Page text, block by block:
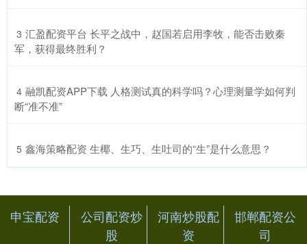
3 ​汇盈配资平台 长平之战中，赵国若启用李牧，能否击败秦
军，获得最终胜利？
4 ​融凯配资APP下载 人格测试真的科学吗？心理测量学如何判
断“准不准”
5 ​鑫海策略配资 生椰、生巧、生吐司的“生”是什么意思？
申宝配资
公司配资炒
股
河南炒股配
资
邯郸配资公
司